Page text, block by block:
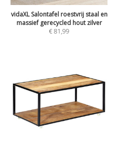
vidaXL Salontafel roestvrij staal en
massief gerecycled hout zilver
€81,99